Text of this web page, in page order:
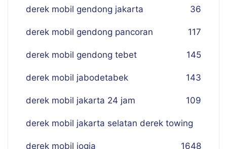
derek mobil gendong jakarta 36
derek mobil gendong pancoran 117
derek mobil gendong tebet 145
derek mobil jabodetabek 143
derek mobil jakarta 24 jam 109
derek mobil jakarta selatan derek towing
48
derek mobil jogja 16